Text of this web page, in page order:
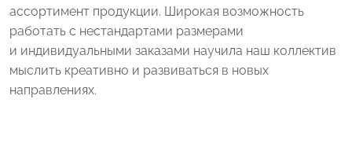
ассортимент продукции. Широкая возможность
работать с нестандартами размерами
и индивидуальными заказами научила наш коллектив
мыслить креативно и развиваться в новых
направлениях.